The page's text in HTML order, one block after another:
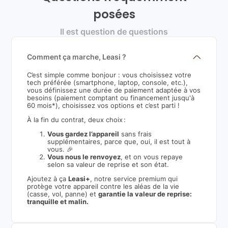
posées
Il est question de questions
Comment ça marche, Leasi ?
C’est simple comme bonjour : vous choisissez votre
tech préférée (smartphone, laptop, console, etc.),
vous définissez une durée de paiement adaptée à vos
besoins (paiement comptant ou financement jusqu'à
60 mois*), choisissez vos options et c’est parti !
À la fin du contrat, deux choix :
Vous gardez l’appareil sans frais
supplémentaires, parce que, oui, il est tout à
vous. 🎉
Vous nous le renvoyez, et on vous repaye
selon sa valeur de reprise et son état.
Ajoutez à ça Leasi+, notre service premium qui
protège votre appareil contre les aléas de la vie
(casse, vol, panne) etgarantie la valeur de reprise:
tranquille et malin.